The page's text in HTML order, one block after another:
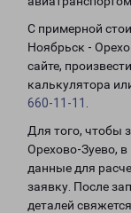
С примерной
Ноябрьск -
сайте,
калькулятора
660-11-11
Для того, чтобы
Орехово-Зуево,
данные для
заявку. После
деталей